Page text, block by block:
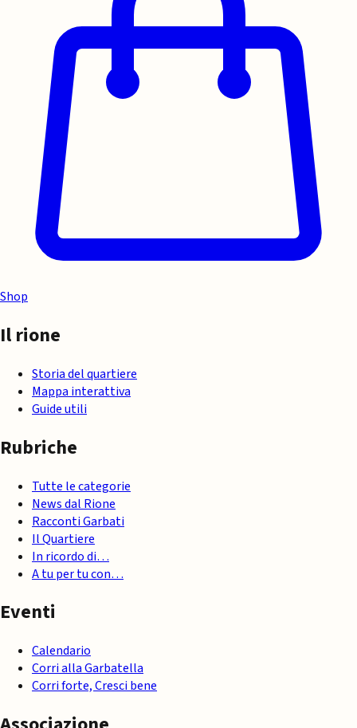
Shop
Il rione
Storia del quartiere
Mappa interattiva
Guide utili
Rubriche
Tutte le categorie
News dal Rione
Racconti Garbati
Il Quartiere
In ricordo di…
A tu per tu con…
Eventi
Calendario
Corri alla Garbatella
Corri forte, Cresci bene